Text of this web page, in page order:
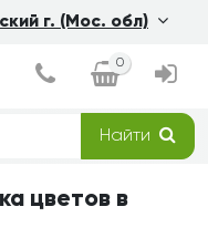
г. (Мос. обл)
0
Найти
цветов в